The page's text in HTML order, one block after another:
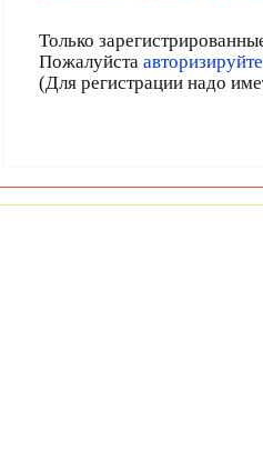
Только
Пожалуйста
(Для регистрации надо